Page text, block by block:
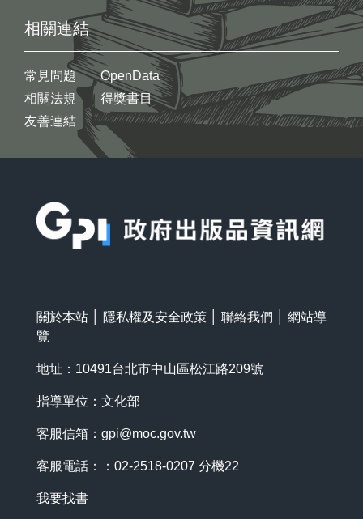
相關連結
常見問題
相關法規
友善連結
OpenData
得獎書目
關於本站 隱私權及安全政策 聯絡我們
網站導
覽
地址：10491台北市中山區松江路209號
指導單位：文化部
客服信箱： gpi@moc.gov.tw
客服電話：：02-2518-0207 分機22
我要找書